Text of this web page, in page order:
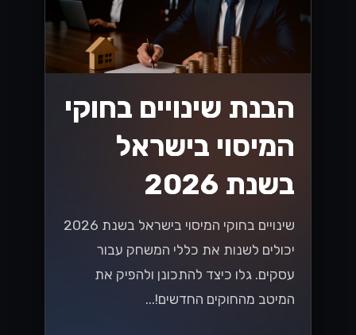
המסחר האלקטרוני? גלה אסטרטגיות
חיוניות כדי לנווט בשינויים הללו ולשגשג
בשוק הדיגיטלי....
8 ביולי 2026
וואטסאפ